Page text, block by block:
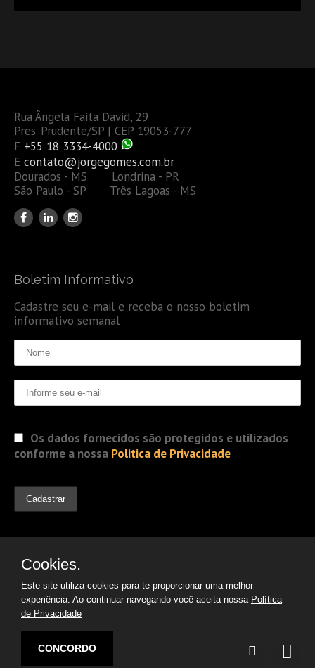
Rua Ângela Faita David, 29
Pres. Prudente/SP | CEP 19053-777
F +55 18 3334-4000
E contato@jorgegomes.com.br
Dourados - MS Londrina - PR
São Paulo - SP Três Lagoas - MS
Boletim Informativo
Cadastre seu e-mail e receba o nosso boletim
informativo semanal
Os dados fornecidos são protegidos e utilizados
conforme a nossa Politica de Privacidade
© 2019 Jorge Gomes
Advogados. Direitos Reservados
Cookies.
Este site utiliza cookies para te proporcionar uma melhor
experiência. Ao continuar navegando você aceita nossa Política
de Privacidade
CONCORDO